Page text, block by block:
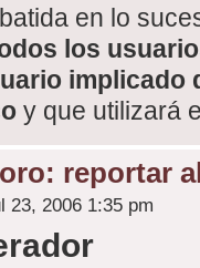
en lo
los
implicado
y que utilizará
reportar
23, 2006 1:35 pm